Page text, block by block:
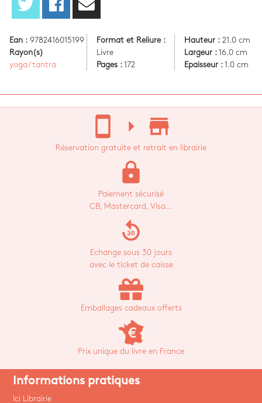
Ean : 9782416015199
Rayon(s)
yoga/tantra
Format et Reliure :
Livre
Pages : 172
Hauteur :21.0 cm
Largeur :16.0 cm
Epaisseur :1.0 cm
stay_current_portrait arrow_right store_mall_directory
Réservation gratuite et retrait en librairie
lock
Paiement sécurisé
CB, Mastercard, Visa...
replay_30
Echange sous 30 jours
avec le ticket de caisse
Emballages cadeaux offerts
Prix unique du livre en France
Informations pratiques
Ici Librairie